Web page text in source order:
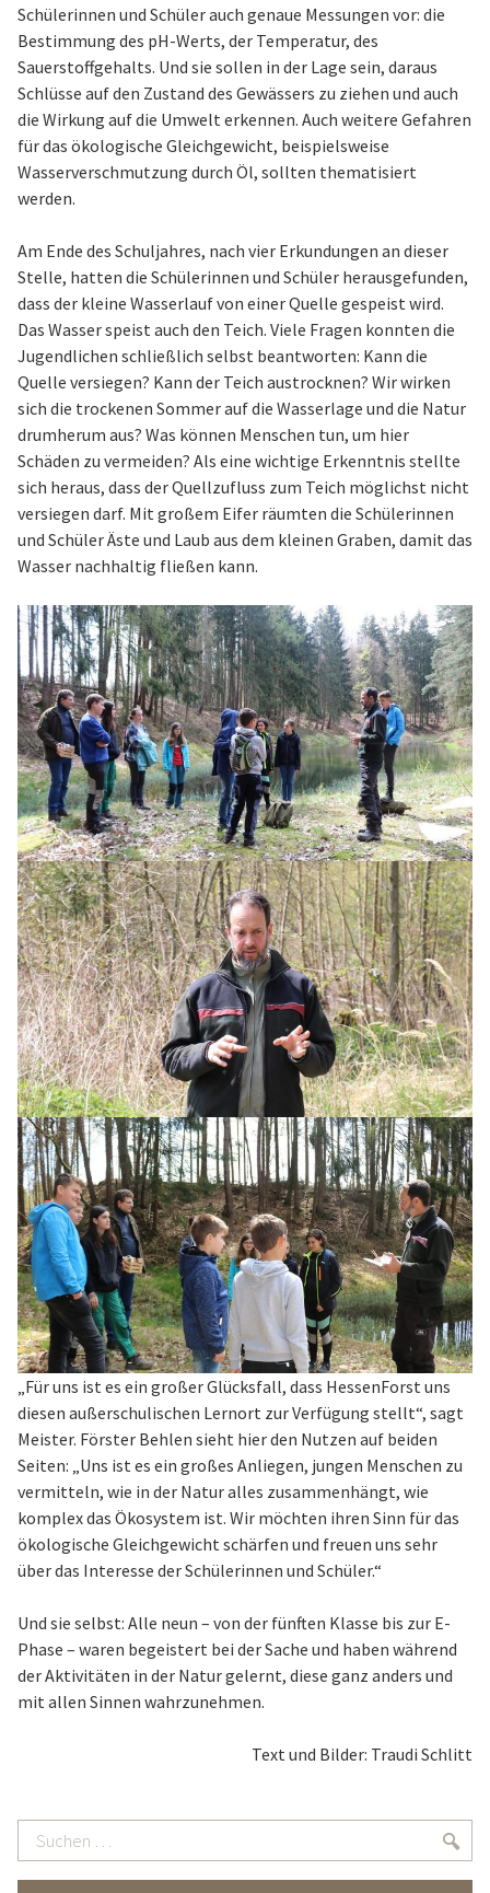
Schülerinnen und Schüler auch genaue Messungen vor: die
Bestimmung des pH-Werts, der Temperatur, des
Sauerstoffgehalts. Und sie sollen in der Lage sein, daraus
Schlüsse auf den Zustand des Gewässers zu ziehen und auch
die Wirkung auf die Umwelt erkennen. Auch weitere Gefahren
für das ökologische Gleichgewicht, beispielsweise
Wasserverschmutzung durch Öl, sollten thematisiert
werden.
Am Ende des Schuljahres, nach vier Erkundungen an dieser
Stelle, hatten die Schülerinnen und Schüler herausgefunden,
dass der kleine Wasserlauf von einer Quelle gespeist wird.
Das Wasser speist auch den Teich. Viele Fragen konnten die
Jugendlichen schließlich selbst beantworten: Kann die
Quelle versiegen? Kann der Teich austrocknen? Wir wirken
sich die trockenen Sommer auf die Wasserlage und die Natur
drumherum aus? Was können Menschen tun, um hier
Schäden zu vermeiden? Als eine wichtige Erkenntnis stellte
sich heraus, dass der Quellzufluss zum Teich möglichst nicht
versiegen darf. Mit großem Eifer räumten die Schülerinnen
und Schüler Äste und Laub aus dem kleinen Graben, damit das
Wasser nachhaltig fließen kann.
„Für uns ist es ein großer Glücksfall, dass HessenForst uns
diesen außerschulischen Lernort zur Verfügung stellt“, sagt
Meister. Förster Behlen sieht hier den Nutzen auf beiden
Seiten: „Uns ist es ein großes Anliegen, jungen Menschen zu
vermitteln, wie in der Natur alles zusammenhängt, wie
komplex das Ökosystem ist. Wir möchten ihren Sinn für das
ökologische Gleichgewicht schärfen und freuen uns sehr
über das Interesse der Schülerinnen und Schüler.“
Und sie selbst: Alle neun – von der fünften Klasse bis zur E-
Phase – waren begeistert bei der Sache und haben während
der Aktivitäten in der Natur gelernt, diese ganz anders und
mit allen Sinnen wahrzunehmen.
Text und Bilder: Traudi Schlitt
Suchen
…